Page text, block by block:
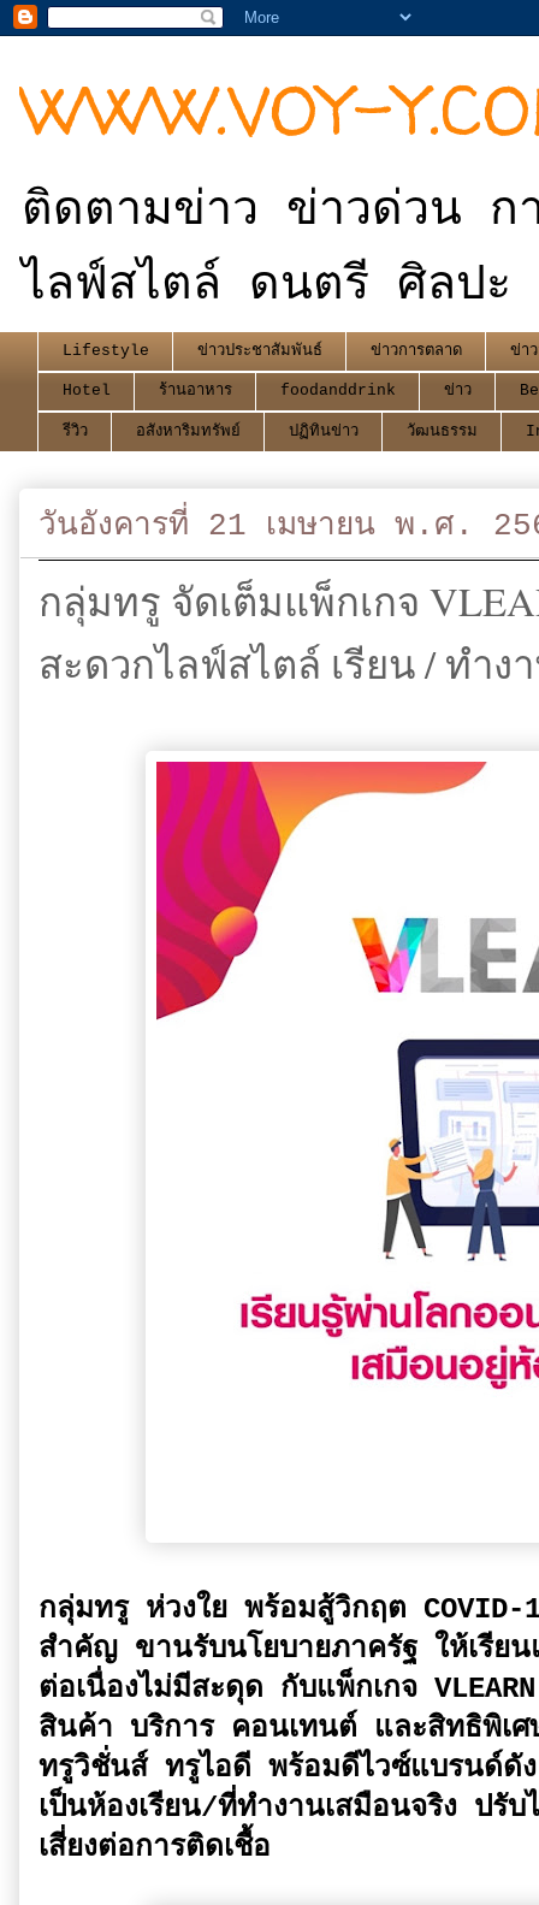
WWW.VOY-
ติดตามข่าว ข่าวด่วน ก
ไลฟ์สไตล์ ดนตรี ศิลปะ
Lifestyle ข่าวประชาสัมพันธ์ ข่าวการตลาด ข่า
Hotel ร้านอาหาร foodanddrink ข่าว
รีวิว อสังหาริมทรัพย์ ปฏิทินข่าว วัฒนธรรม
วันอังคารที่ 21 เมษายน พ.ศ.
กลุ่มทรู จัดเต็มแพ็กเกจ
สะดวกไลฟ์สไตล์ เรียน / ทำง
กลุ่มทรู ห่วงใย พร้อมสู้วิกฤต
สำคัญ ขานรับนโยบายภาครัฐ ให้เรีย
ต่อเนื่องไม่มีสะดุด กับแพ็กเกจ
สินค้า บริการ คอนเทนต์ และสิทธิพิเ
ทรูวิชั่นส์ ทรูไอดี พร้อมดีไวซ์แบรนด์ดั
เป็นห้องเรียน/ที่ทำงานเสมือนจริง ปรั
เสี่ยงต่อการติดเชื้อ